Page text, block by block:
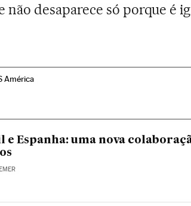
não desaparece só porque é
América
e Espanha: uma nova